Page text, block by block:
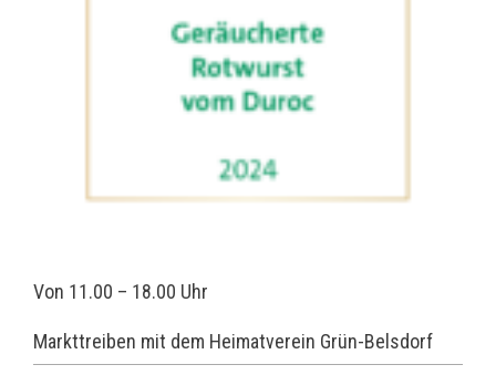
Von 11.00 – 18.00 Uhr
Markttreiben mit dem Heimatverein Grün-Belsdorf